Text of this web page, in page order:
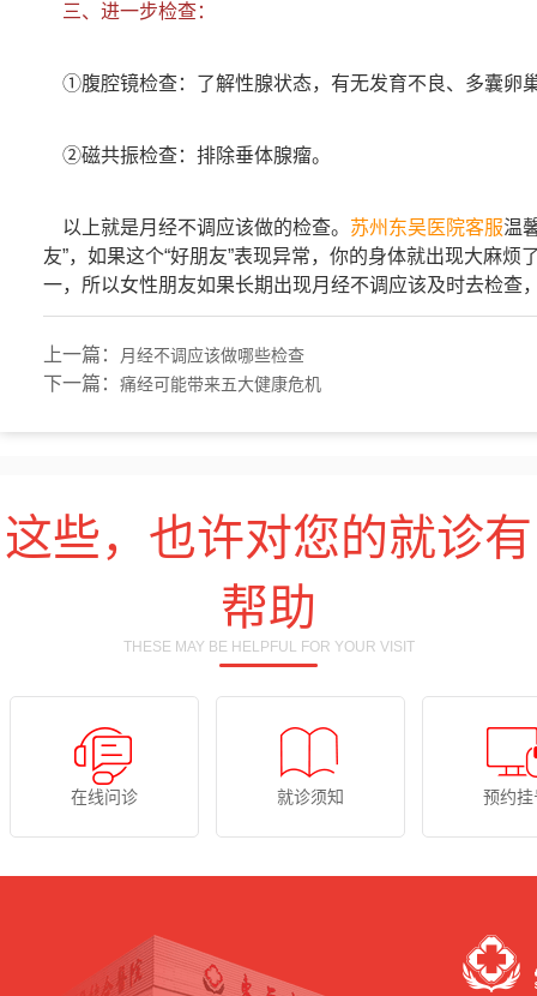
三、进一步检查：
①腹腔镜检查：了解性腺状态，有无发育不良、多囊卵
②磁共振检查：排除垂体腺瘤。
以上就是月经不调应该做的检查。 苏州东吴医院客服温
友”，如果这个“好朋友”表现异常，你的身体就出现大麻
一，所以女性朋友如果长期出现月经不调应该及时去检查
上一篇： 月经不调应该做哪些检查
下一篇： 痛经可能带来五大健康危机
这些，也许对您的就诊有
帮助
THESE MAY BE HELPFUL FOR YOUR VISIT
在线问诊 就诊须知 预约挂